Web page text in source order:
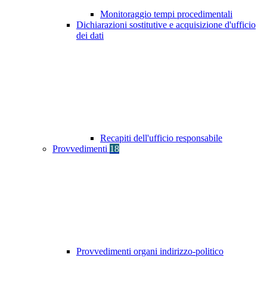
Monitoraggio tempi procedimentali
Dichiarazioni sostitutive e acquisizione d'ufficio
dei dati
Recapiti dell'ufficio responsabile
Provvedimenti 18
Provvedimenti organi indirizzo-politico